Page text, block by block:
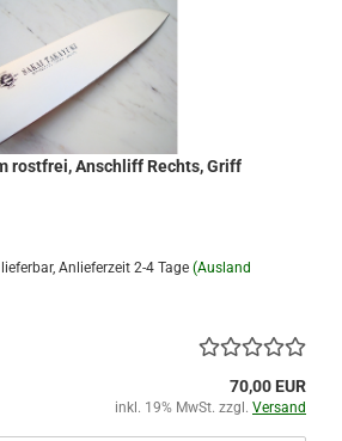
rostfrei, Anschliff Rechts, Griff
Anlieferzeit 2-4 Tage (Ausland
70,00 EUR
inkl. 19% MwSt. zzgl. Versand